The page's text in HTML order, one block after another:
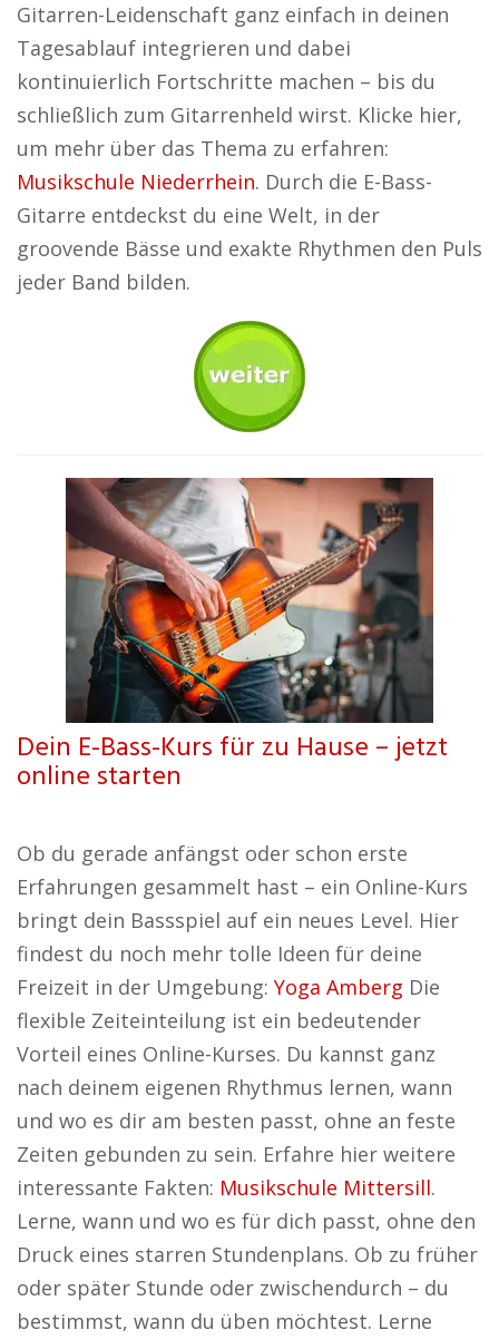
Gitarren-Leidenschaft ganz einfach in deinen
Tagesablauf integrieren und dabei
kontinuierlich Fortschritte machen – bis du
schließlich zum Gitarrenheld wirst. Klicke hier,
um mehr über das Thema zu erfahren:
Musikschule Niederrhein. Durch die E-Bass-
Gitarre entdeckst du eine Welt, in der
groovende Bässe und exakte Rhythmen den Puls
jeder Band bilden.
Dein E-Bass-Kurs für zu Hause – jetzt
online starten
Ob du gerade anfängst oder schon erste
Erfahrungen gesammelt hast – ein Online-Kurs
bringt dein Bassspiel auf ein neues Level. Hier
findest du noch mehr tolle Ideen für deine
Freizeit in der Umgebung: Yoga Amberg Die
flexible Zeiteinteilung ist ein bedeutender
Vorteil eines Online-Kurses. Du kannst ganz
nach deinem eigenen Rhythmus lernen, wann
und wo es dir am besten passt, ohne an feste
Zeiten gebunden zu sein. Erfahre hier weitere
interessante Fakten: Musikschule Mittersill.
Lerne, wann und wo es für dich passt, ohne den
Druck eines starren Stundenplans. Ob zu früher
oder später Stunde oder zwischendurch – du
bestimmst, wann du üben möchtest. Lerne